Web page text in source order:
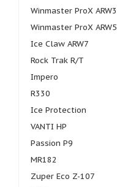
Winmaster ProX ARW3
Winmaster ProX ARW5
Ice Claw ARW7
Rock Trak R/T
Impero
R330
Ice Protection
VANTI HP
Passion P9
MR182
Zuper Eco Z-107